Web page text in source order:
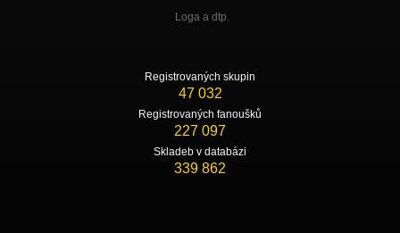
Loga a dtp.
Registrovaných skupin
47 032
Registrovaných fanoušků
227 097
Skladeb v databázi
339 862